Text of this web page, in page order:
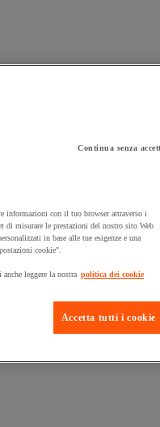
Prodotti in pronta consegna
Continua senza
informazioni con il tuo browser attraverso i
di misurare le prestazioni del nostro sito Web
in base alle tue esigenze e una
cookie".
leggere la nostra politica dei cookie
Accetta tutti i cookie